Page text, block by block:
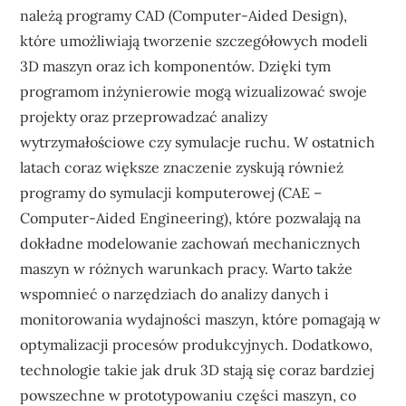
należą programy CAD (Computer-Aided Design),
które umożliwiają tworzenie szczegółowych modeli
3D maszyn oraz ich komponentów. Dzięki tym
programom inżynierowie mogą wizualizować swoje
projekty oraz przeprowadzać analizy
wytrzymałościowe czy symulacje ruchu. W ostatnich
latach coraz większe znaczenie zyskują również
programy do symulacji komputerowej (CAE –
Computer-Aided Engineering), które pozwalają na
dokładne modelowanie zachowań mechanicznych
maszyn w różnych warunkach pracy. Warto także
wspomnieć o narzędziach do analizy danych i
monitorowania wydajności maszyn, które pomagają w
optymalizacji procesów produkcyjnych. Dodatkowo,
technologie takie jak druk 3D stają się coraz bardziej
powszechne w prototypowaniu części maszyn, co